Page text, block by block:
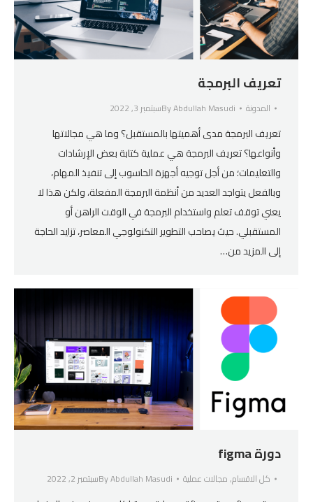
تعريف البرمجة
المدونة ByAbdullah Masudi سبتمبر 3, 2022
تعريف البرمجة مدى أهميتها بالمستقبل؟ وما هي مجالاتها
وأنواعها؟ تعريف البرمجة هي عملية كتابة بعض الإرشادات
والتعليمات؛ من أجل توجيه أجهزة الحاسوب إلى تنفيذ المهام،
وبالفعل يتواجد العديد من أنظمة البرمجة المفعلة، ولكن هذا لا
يعني توقف تعلم واستخدام البرمجة في الوقت الراهن أو
المستقبلي. حيث يصاحب التطوير التكنولوجي المعاصر، تزايد الحاجة
إلى المزيد من…
دورة figma
كل الاقسام,مجالات عملية ByAbdullah Masudi سبتمبر 2, 2022